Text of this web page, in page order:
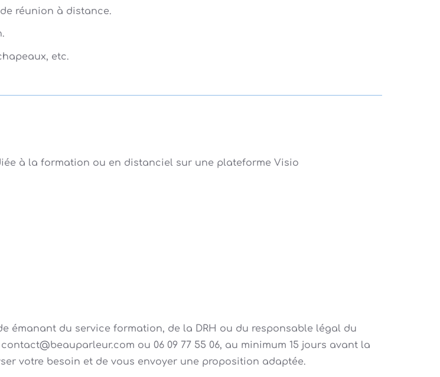
réunion à distance.
etc.
à la formation ou en distanciel sur une plateforme Visio
émanant du service formation, de la DRH ou du responsable légal du
moc.ruelrapuaeb
@tcatnoc
ou 06 09 77 55 06, au minimum 15 jours avant la
votre besoin et de vous envoyer une proposition adaptée.